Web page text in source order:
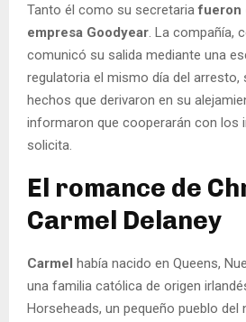
Tanto él como su secretariafueron
empresa Goodyear. La compañía,
comunicó su salida mediante una
regulatoria el mismo día del arresto,
hechos que derivaron en su
informaron que cooperarán con los
solicita.
El romance de
Carmel Delaney
Carmel
había nacido en Queens,
una familia católica de origen
Horseheads, un pequeño pueblo del